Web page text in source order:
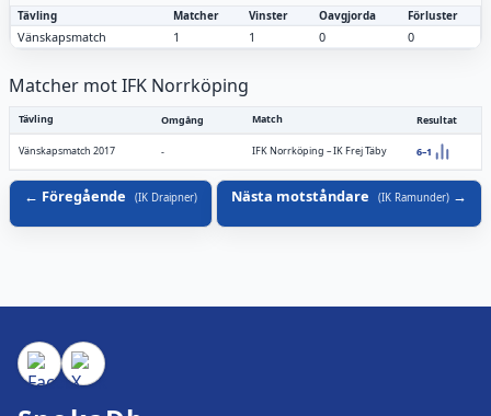
Tävling Matcher Vinster Oavgjorda Förluster
Vänskapsmatch 1 1 0 0
Matcher mot IFK Norrköping
Tävling Omgång Match Resultat
Vänskapsmatch 2017 - IFK Norrköping –IK Frej Täby 6–1
Föregående (IK Draipner) Nästa motståndare (IK Ramunder)